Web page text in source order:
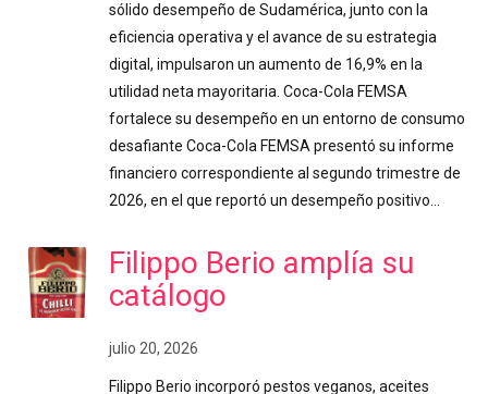
sólido desempeño de Sudamérica, junto con la
eficiencia operativa y el avance de su estrategia
digital, impulsaron un aumento de 16,9% en la
utilidad neta mayoritaria. Coca-Cola FEMSA
fortalece su desempeño en un entorno de consumo
desafiante Coca-Cola FEMSA presentó su informe
financiero correspondiente al segundo trimestre de
2026, en el que reportó un desempeño positivo…
Filippo Berio amplía su
catálogo
julio 20, 2026
Filippo Berio incorporó pestos veganos, aceites